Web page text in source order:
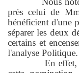
près celui de
bénéficient d'une
séparer les deux
certains et
l'analyse Politique.
En effet,